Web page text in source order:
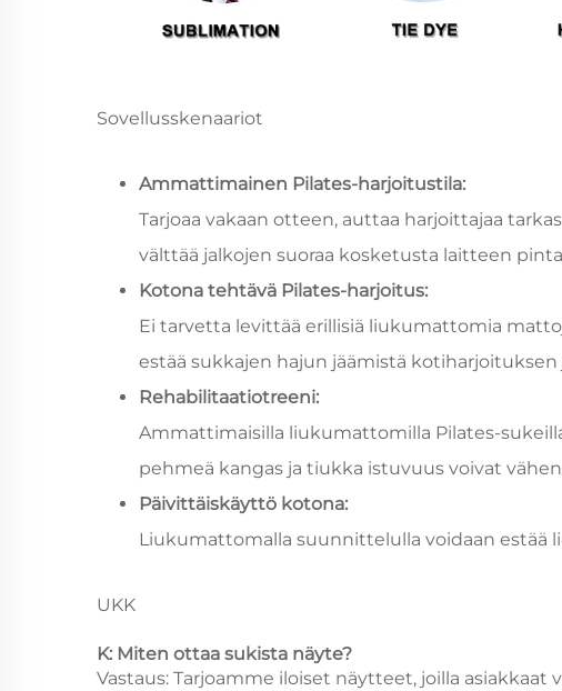
Sovellusskenaariot
Ammattimainen Pilates-harjoitustila:
Tarjoaa vakaan otteen, auttaa harjoittajaa
välttää jalkojen suoraa kosketusta laitteen
Kotona tehtävä Pilates-harjoitus:
Ei tarvetta levittää erillisiä liukumattomia
estää sukkajen hajun jäämistä kotiharjoituksen
Rehabilitaatiotreeni:
Ammattimaisilla liukumattomilla Pilates-
pehmeä kangas ja tiukka istuvuus voivat
Päivittäiskäyttö kotona:
Liukumattomalla suunnittelulla voidaan estää
UKK
K: Miten ottaa sukista näyte?
Vastaus: Tarjoamme iloiset näytteet, joilla